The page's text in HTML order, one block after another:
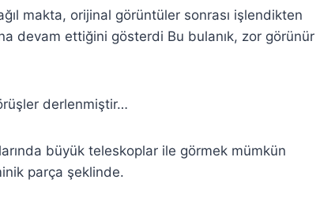
makta, orijinal görüntüler sonrası işlendikten
devam ettiğini gösterdi Bu bulanık, zor görünür
derlenmiştir…
büyük teleskoplar ile görmek mümkün
parça şeklinde.